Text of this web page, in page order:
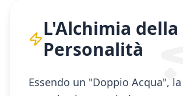
L'Alchimia della
Personalità
Essendo un "Doppio Acqua",